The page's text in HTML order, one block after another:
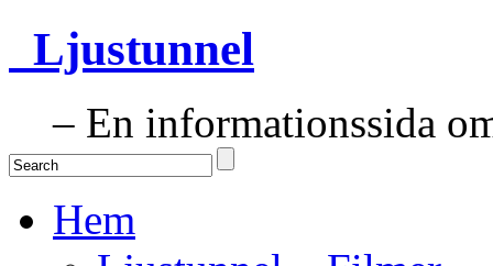
Ljustunnel
– En informationssida
Hem